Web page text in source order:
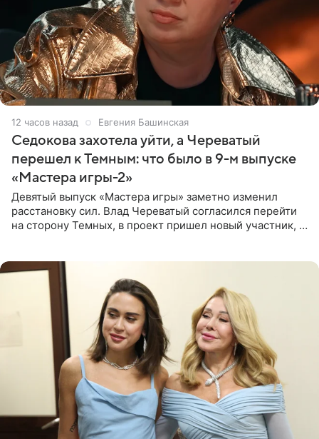
12 часов назад Евгения Башинская
Седокова захотела уйти, а Череватый
перешел к Темным: что было в 9-м выпуске
«Мастера игры-2»
Девятый выпуск «Мастера игры» заметно изменил
расстановку сил. Влад Череватый согласился перейти
на сторону Темных, в проект пришел новый участник, а